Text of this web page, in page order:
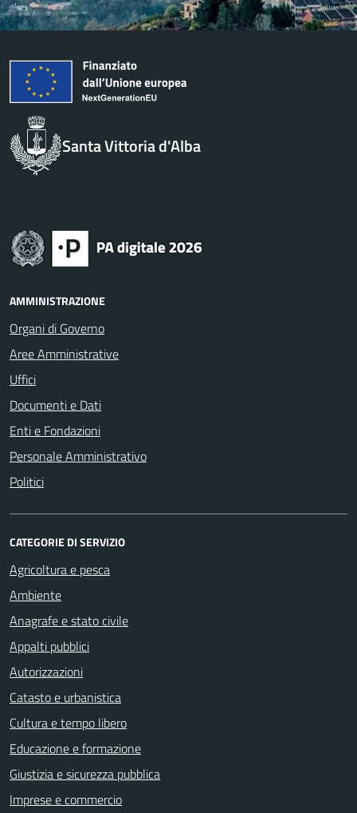
Santa Vittoria d'Alba
AMMINISTRAZIONE
Organi di Governo
Aree Amministrative
Uffici
Documenti e Dati
Enti e Fondazioni
Personale Amministrativo
Politici
CATEGORIE DI SERVIZIO
Agricoltura e pesca
Ambiente
Anagrafe e stato civile
Appalti pubblici
Autorizzazioni
Catasto e urbanistica
Cultura e tempo libero
Educazione e formazione
Giustizia e sicurezza pubblica
Imprese e commercio